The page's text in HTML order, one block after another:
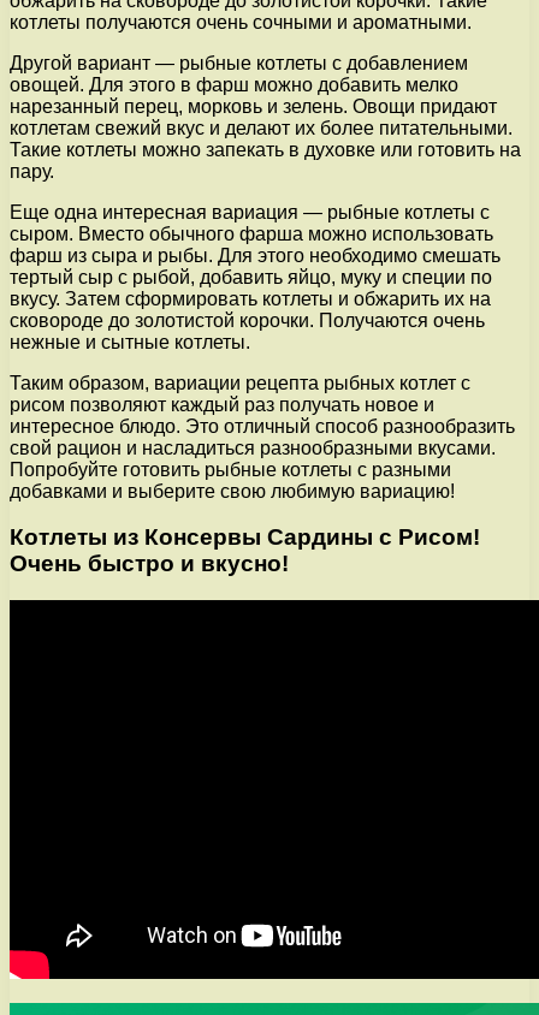
котлеты получаются очень сочными и ароматными.
Другой вариант — рыбные котлеты с добавлением
овощей. Для этого в фарш можно добавить мелко
нарезанный перец, морковь и зелень. Овощи придают
котлетам свежий вкус и делают их более питательными.
Такие котлеты можно запекать в духовке или готовить на
пару.
Еще одна интересная вариация — рыбные котлеты с
сыром. Вместо обычного фарша можно использовать
фарш из сыра и рыбы. Для этого необходимо смешать
тертый сыр с рыбой, добавить яйцо, муку и специи по
вкусу. Затем сформировать котлеты и обжарить их на
сковороде до золотистой корочки. Получаются очень
нежные и сытные котлеты.
Таким образом, вариации рецепта рыбных котлет с
рисом позволяют каждый раз получать новое и
интересное блюдо. Это отличный способ разнообразить
свой рацион и насладиться разнообразными вкусами.
Попробуйте готовить рыбные котлеты с разными
добавками и выберите свою любимую вариацию!
Котлеты из Консервы Сардины с Рисом!
Очень быстро и вкусно!